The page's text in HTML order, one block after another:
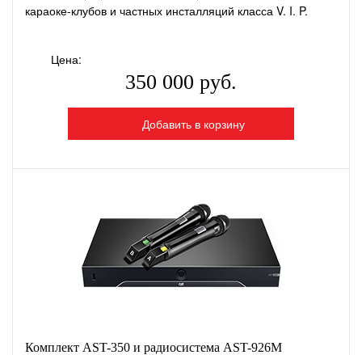
караоке-клубов и частных инсталляций класса V. I. P.
Цена:
350 000 руб.
Добавить в корзину
Комплект AST-350 и радиосистема AST-926M